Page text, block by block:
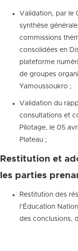
Validation, par le
synthèse
commissions
consolidées en
plateforme
de groupes
Yamoussoukro ;
Validation du
consultations et
Pilotage, le 05
Plateau ;
Restitution et
les parties
Restitution des
l’Éducation
des conclusions,